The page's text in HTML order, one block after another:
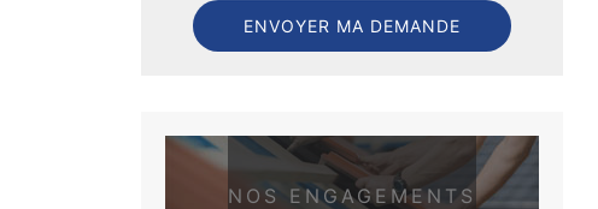
NOS ENGAGEMENTS